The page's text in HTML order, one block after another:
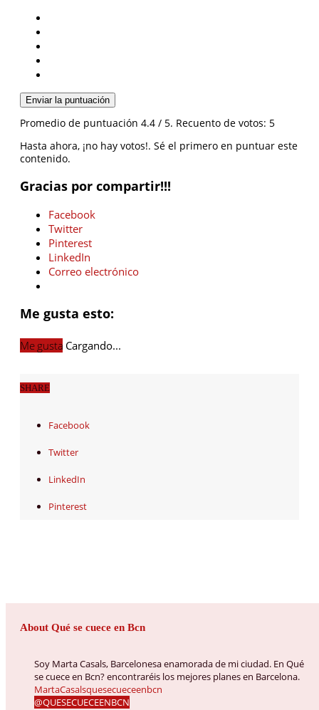
Enviar la puntuación
Promedio de puntuación 4.4 / 5. Recuento de votos: 5
Hasta ahora, ¡no hay votos!. Sé el primero en puntuar este
contenido.
Gracias por compartir!!!
Facebook
Twitter
Pinterest
LinkedIn
Correo electrónico
Me gusta esto:
Me gusta Cargando...
SHARE
Facebook
Twitter
LinkedIn
Pinterest
About Qué se cuece en Bcn
Soy Marta Casals, Barcelonesa enamorada de mi ciudad. En Qué
se cuece en Bcn? encontraréis los mejores planes en Barcelona.
MartaCasalsquesecueceenbcn
@QUESECUECEENBCN